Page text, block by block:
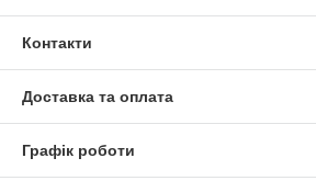
Контакти
Доставка та оплата
Графік роботи